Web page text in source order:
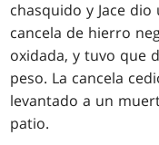
chasquido y Jace
cancela de hierro
oxidada, y tuvo que
peso. La cancela
levantado a un
patio.